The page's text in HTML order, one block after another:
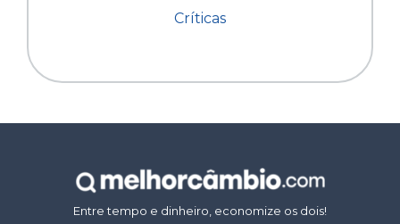
Críticas
Entre tempo e dinheiro, economize os dois!